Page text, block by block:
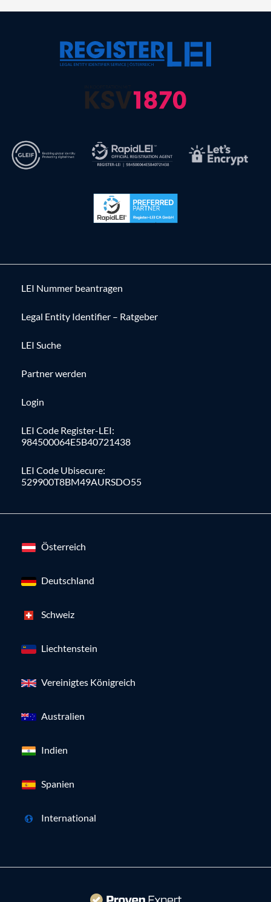
LEI Nummer beantragen
Legal Entity Identifier – Ratgeber
LEI Suche
Partner werden
Login
LEI Code Register-LEI:
984500064E5B40721438
LEI Code Ubisecure:
529900T8BM49AURSDO55
Österreich
Deutschland
Schweiz
Liechtenstein
Vereinigtes Königreich
Australien
Indien
Spanien
International